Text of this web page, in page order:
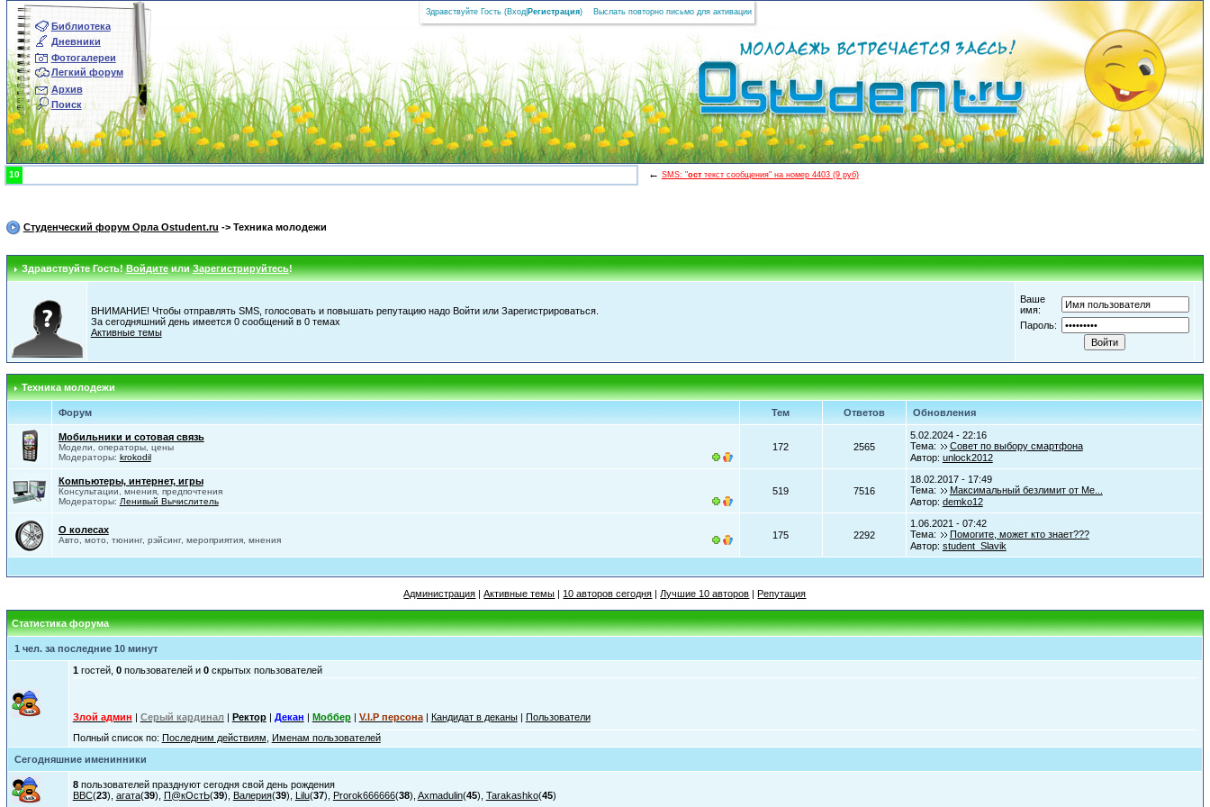
Библиотека
Дневники
Фотогалереи
Легкий форум
Архив
Поиск
Здравствуйте Гость (Вход Регистрация) Выслать повторно письмо для активации
10 ← SMS: "осттекст сообщения" на номер 4403 (9 руб)
Студенческий форум Орла Ostudent.ru -> Техника молодежи
Здравствуйте Гость!ВойдитеилиЗарегистрируйтесь!
ВНИМАНИЕ! Чтобы отправлять SMS, голосовать и повышать репутацию надо Войти или Зарегистрироваться.
За сегодняшний день имеется 0 сообщений в 0 темах
Активные темы
Ваше
имя:
Пароль:
Техника молодежи
Форум Тем Ответов Обновления
Мобильники и сотовая связь
Модели, операторы, цены
Модераторы: krokodil
172 2565
5.02.2024 - 22:16
Тема:
Совет по выбору смартфона
Автор: unlock2012
Компьютеры, интернет, игры
Консультации, мнения, предпочтения
Модераторы: Ленивый Вычислитель
519 7516
18.02.2017 - 17:49
Тема:
Максимальный безлимит от Ме...
Автор: demko12
О колесах
Авто, мото, тюнинг, рэйсинг, мероприятия, мнения 175 2292
1.06.2021 - 07:42
Тема:
Помогите, может кто знает???
Автор: student_Slavik
Администрация |Активные темы | 10 авторов сегодня | Лучшие 10 авторов |Репутация
Статистика форума
1 чел. за последние 10 минут
1гостей, 0пользователей и 0скрытых пользователей
Злой админ | Серый кардинал| Ректор| Декан | Моббер| V.I.P персона| Кандидат в деканы| Пользователи
Полный список по: Последним действиям Именам пользователей
Сегодняшние именинники
8пользователей празднуют сегодня свой день рождения
ВВС(23), агата(39), П@кОстЬ(39), Валерия(39), Lilu(37), Prorok666666(38), Axmadulin(45), Tarakashko(45)